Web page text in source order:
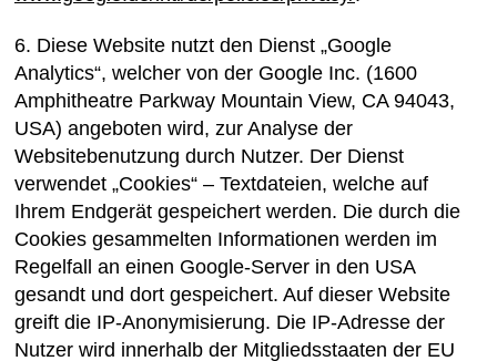
6. Diese Website nutzt den Dienst „Google
Analytics“, welcher von der Google Inc. (1600
Amphitheatre Parkway Mountain View, CA 94043,
USA) angeboten wird, zur Analyse der
Websitebenutzung durch Nutzer. Der Dienst
verwendet „Cookies“ – Textdateien, welche auf
Ihrem Endgerät gespeichert werden. Die durch die
Cookies gesammelten Informationen werden im
Regelfall an einen Google-Server in den USA
gesandt und dort gespeichert. Auf dieser Website
greift die IP-Anonymisierung. Die IP-Adresse der
Nutzer wird innerhalb der Mitgliedsstaaten der EU